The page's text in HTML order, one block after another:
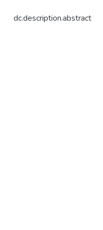
dc.description.abstract